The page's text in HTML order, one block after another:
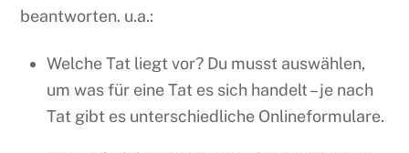
beantworten. u.a.:
Welche Tat liegt vor? Du musst auswählen,
um was für eine Tat es sich handelt – je nach
Tat gibt es unterschiedliche Onlineformulare.